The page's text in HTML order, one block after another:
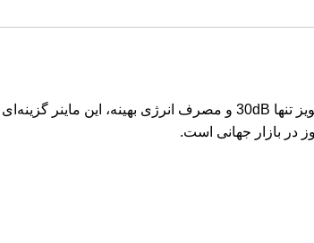
دستگاهی حرفه‌ای و کم‌صدا برای استخراج بیت‌کوین است. با خنک‌کننده آبی، توان هش 235Th/s، سطح نویز تنها 30dB و مصرف انرژی بهینه، این ماینر گزینه‌ای